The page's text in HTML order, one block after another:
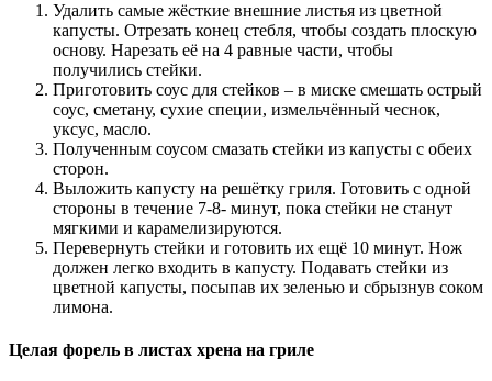
Удалить самые жёсткие внешние листья из цветной
капусты. Отрезать конец стебля, чтобы создать плоскую
основу. Нарезать её на 4 равные части, чтобы
получились стейки.
Приготовить соус для стейков – в миске смешать острый
соус, сметану, сухие специи, измельчённый чеснок,
уксус, масло.
Полученным соусом смазать стейки из капусты с обеих
сторон.
Выложить капусту на решётку гриля. Готовить с одной
стороны в течение 7-8- минут, пока стейки не станут
мягкими и карамелизируются.
Перевернуть стейки и готовить их ещё 10 минут. Нож
должен легко входить в капусту. Подавать стейки из
цветной капусты, посыпав их зеленью и сбрызнув соком
лимона.
Целая форель в листах хрена на гриле